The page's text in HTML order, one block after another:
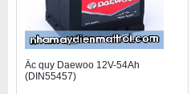
Ắc quy Daewoo 12V-54Ah
(DIN55457)